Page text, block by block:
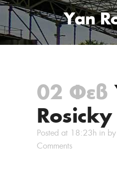
Yan
02 Φεβ
Rosicky
Posted at 18:23h in by
Comments